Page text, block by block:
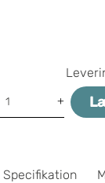
+
Specifikation